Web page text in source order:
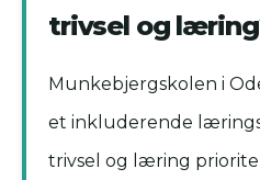
trivsel og
Munkebjergskolen i
et inkluderende
trivsel og læring